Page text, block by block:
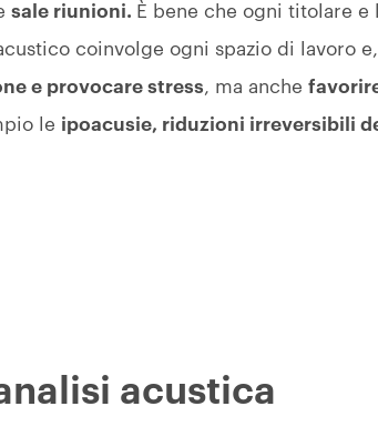
sale riunioni. È bene che ogni titolare e
coinvolge ogni spazio di lavoro
e provocare stress, ma anche
le ipoacusie, riduzioni irreversibili
acustica